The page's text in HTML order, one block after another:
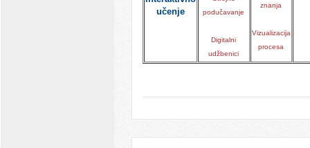
učenje
podučavanje
Digitalni
udžbenici
znanja
Vizualizacija
procesa